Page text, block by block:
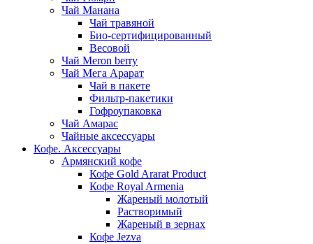
Чай Манана
Чай травяной
Био-сертифицированный
Весовой
Чай Meron berry
Чай Мега Арарат
Чай в пакете
Фильтр-пакетики
Гофроупаковка
Чай Амарас
Чайные аксессуары
Кофе. Аксессуары
Армянский кофе
Кофе Gold Ararat Product
Кофе Royal Armenia
Жареный молотый
Растворимый
Жареный в зернах
Кофе Jezva